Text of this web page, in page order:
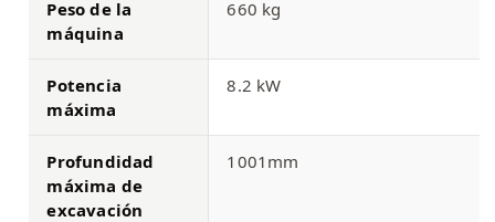
Peso de la
máquina
660 kg
Potencia
máxima
8.2 kW
Profundidad
máxima de
excavación
1001mm